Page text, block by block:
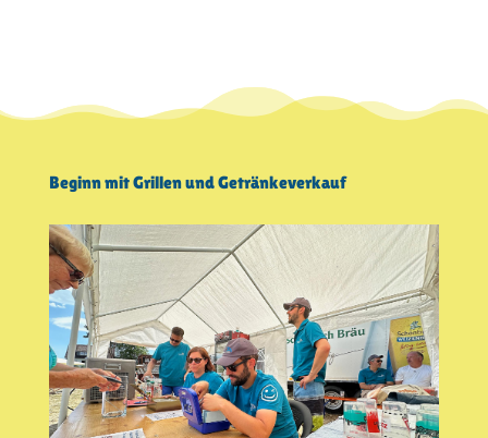
Beginn mit Grillen und Getränkeverkauf